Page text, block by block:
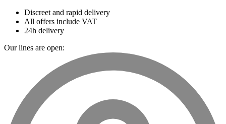
Discreet and rapid delivery
All offers include VAT
24h delivery
Our lines are open: